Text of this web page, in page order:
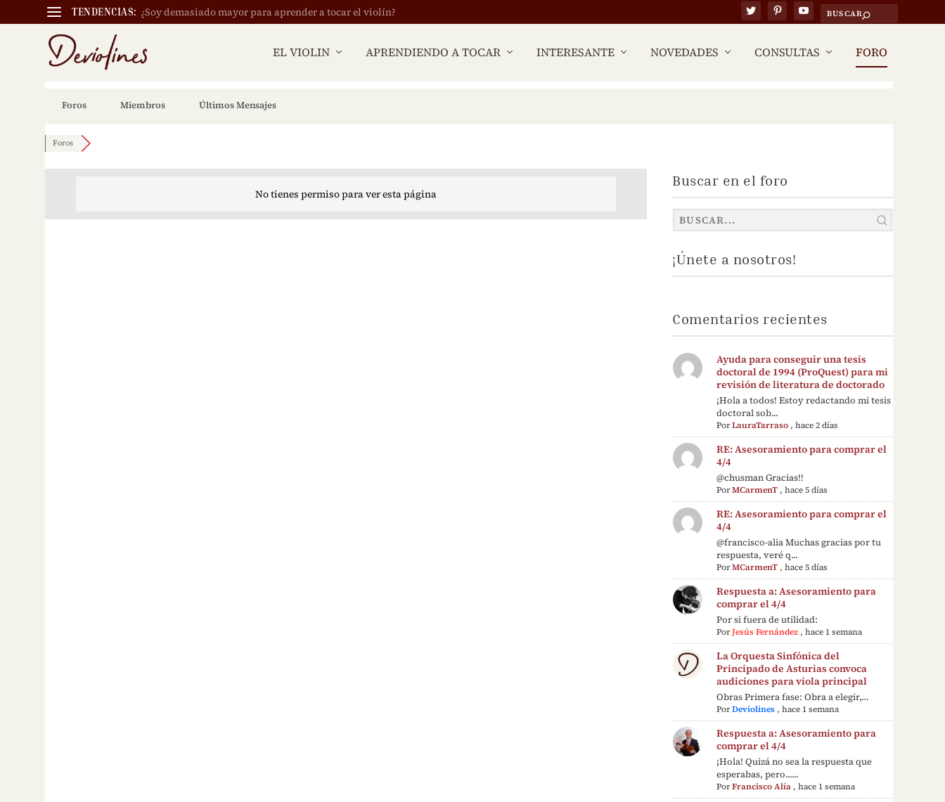
TENDENCIAS: ¿Soy demasiado mayor para aprender a tocar el violín?
EL VIOLIN APRENDIENDO A TOCAR INTERESANTE NOVEDADES CONSULTAS FORO
Foros Miembros Últimos Mensajes
Foros
No tienes permiso para ver esta página
Buscar en el foro
¡Únete a nosotros!
Comentarios recientes
Ayuda para conseguir una tesis
doctoral de 1994 (ProQuest) para mi
revisión de literatura de doctorado
¡Hola a todos! Estoy redactando mi tesis
doctoral sob...
PorLauraTarraso ,hace 2 días
RE: Asesoramiento para comprar el
4/4
@chusman Gracias!!
PorMCarmenT ,hace 5 días
RE: Asesoramiento para comprar el
4/4
@francisco-alia Muchas gracias por tu
respuesta, veré q...
PorMCarmenT ,hace 5 días
Respuesta a: Asesoramiento para
comprar el 4/4
Por si fuera de utilidad:
PorJesús Fernández ,hace 1 semana
La Orquesta Sinfónica del
Principado de Asturias convoca
audiciones para viola principal
Obras Primera fase: Obra a elegir,…
PorDeviolines ,hace 1 semana
Respuesta a: Asesoramiento para
comprar el 4/4
¡Hola! Quizá no sea la respuesta que
esperabas, pero......
PorFrancisco Alía ,hace 1 semana